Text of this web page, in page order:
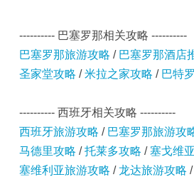
---------- 巴塞罗那相关攻略 ----------
巴塞罗那旅游攻略 / 巴塞罗那酒店
圣家堂攻略 /米拉之家攻略 / 巴特
---------- 西班牙相关攻略 ----------
西班牙旅游攻略 / 巴塞罗那旅游攻
马德里攻略 /托莱多攻略 /塞戈维
塞维利亚旅游攻略 /龙达旅游攻略 /